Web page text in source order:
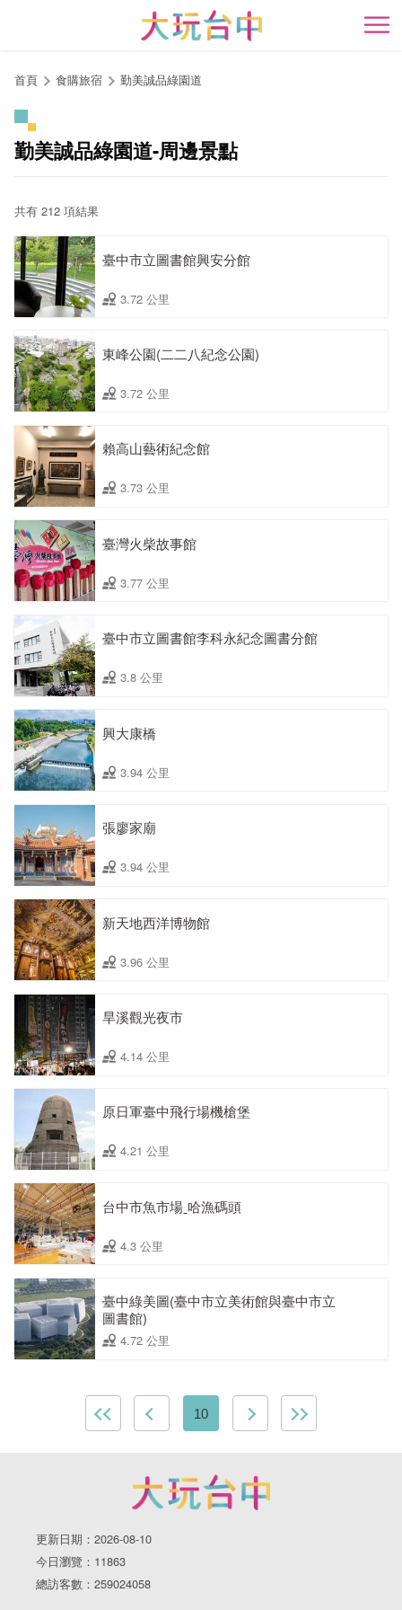
開
首頁 食購旅宿 勤美誠品綠園道
勤美誠品綠園道-周邊景點
共有 212 項結果
臺中市立圖書館興安分館
3.72 公里
東峰公園(二二八紀念公園)
3.72 公里
賴高山藝術紀念館
3.73 公里
臺灣火柴故事館
3.77 公里
臺中市立圖書館李科永紀念圖書分館
3.8 公里
興大康橋
3.94 公里
張廖家廟
3.94 公里
新天地西洋博物館
3.96 公里
旱溪觀光夜市
4.14 公里
原日軍臺中飛行場機槍堡
4.21 公里
台中市魚市場ˍ哈漁碼頭
4.3 公里
臺中綠美圖(臺中市立美術館與臺中市立
圖書館)
4.72 公里
10
更新日期：2026-08-10
今日瀏覽：11863
總訪客數：259024058